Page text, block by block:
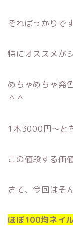
そればっかりです
特にオススメが
めちゃめちゃ発
＾＾
1本3000円〜と
この値段する価
さて、今回はそ
ほぼ100均ネイ